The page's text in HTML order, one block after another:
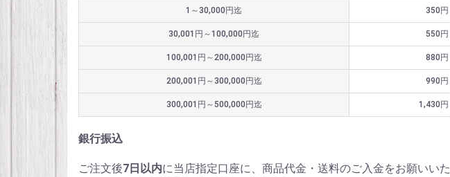
1～30,000円迄 350円
30,001円～100,000円迄 550円
100,001円～200,000円迄 880円
200,001円～300,000円迄 990円
300,001円～500,000円迄 1,430円
銀行振込
ご注文後7日以内に当店指定口座に、商品代金・送料のご入金をお願いいた